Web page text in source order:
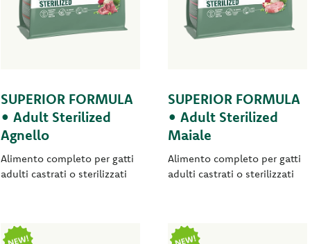
SUPERIOR FORMULA
• Adult Sterilized
Agnello
Alimento completo per gatti
adulti castrati o sterilizzati
SUPERIOR FORMULA
• Adult Sterilized
Maiale
Alimento completo per gatti
adulti castrati o sterilizzati